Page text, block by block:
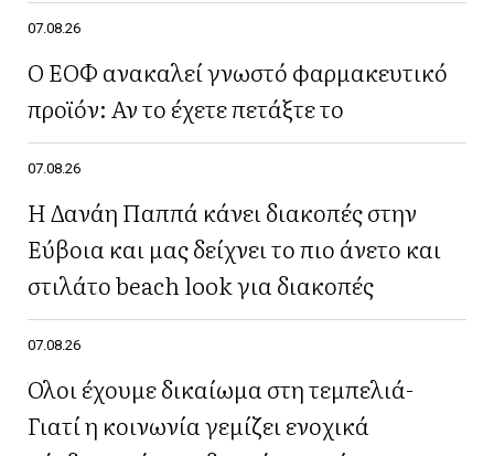
07.08.26
Ο ΕΟΦ ανακαλεί γνωστό φαρμακευτικό
προϊόν: Αν το έχετε πετάξτε το
07.08.26
Η Δανάη Παππά κάνει διακοπές στην
Εύβοια και μας δείχνει το πιο άνετο και
στιλάτο beach look για διακοπές
07.08.26
Όλοι έχουμε δικαίωμα στη τεμπελιά-
Γιατί η κοινωνία γεμίζει ενοχικά